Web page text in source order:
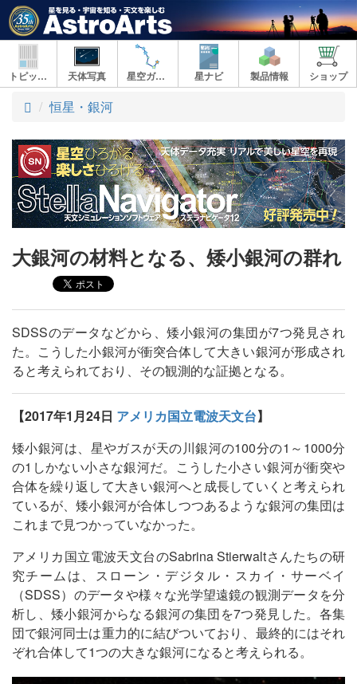
トピックス 天体写真 星空ガイド 星ナビ 製品情報 ショップ
ト
プ
恒星・銀河
大銀河の材料となる、矮小銀河の群れ
SDSSのデータなどから、矮小銀河の集団が7つ発見され
た。こうした小銀河が衝突合体して大きい銀河が形成され
ると考えられており、その観測的な証拠となる。
【2017年1月24日 アメリカ国立電波天文台】
矮小銀河は、星やガスが天の川銀河の100分の1～1000分
の1しかない小さな銀河だ。こうした小さい銀河が衝突や
合体を繰り返して大きい銀河へと成長していくと考えられ
ているが、矮小銀河が合体しつつあるような銀河の集団は
これまで見つかっていなかった。
アメリカ国立電波天文台のSabrina Stierwaltさんたちの研
究チームは、スローン・デジタル・スカイ・サーベイ
（SDSS）のデータや様々な光学望遠鏡の観測データを分
析し、矮小銀河からなる銀河の集団を7つ発見した。各集
団で銀河同士は重力的に結びついており、最終的にはそれ
ぞれ合体して1つの大きな銀河になると考えられる。